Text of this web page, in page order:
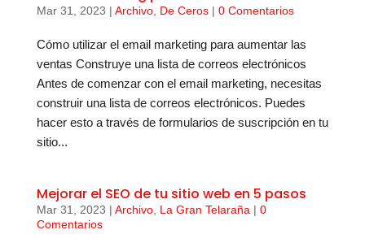
Mar 31, 2023 | Archivo, De Ceros| 0 Comentarios
Cómo utilizar el email marketing para aumentar las
ventas Construye una lista de correos electrónicos
Antes de comenzar con el email marketing, necesitas
construir una lista de correos electrónicos. Puedes
hacer esto a través de formularios de suscripción en tu
sitio...
Mejorar el SEO de tu sitio web en 5 pasos
Mar 31, 2023 | Archivo, La Gran Telaraña | 0
Comentarios